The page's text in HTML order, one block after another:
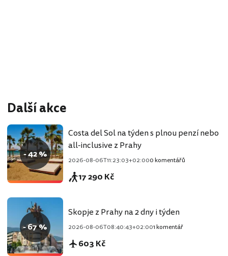
Další akce
- 42 %
Costa del Sol na týden s plnou penzí nebo
all-inclusive z Prahy
2026-08-06T11:23:03+02:000 komentářů
17 290 Kč
- 67 %
Skopje z Prahy na 2 dny i týden
2026-08-06T08:40:43+02:001 komentář
603 Kč